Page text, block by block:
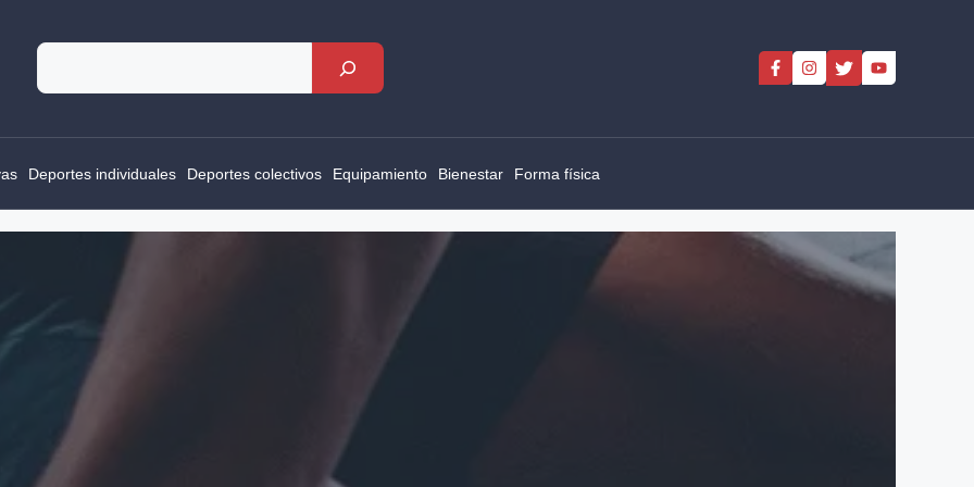
Rechercher
Deportes individuales Deportes colectivos Equipamiento Bienestar Forma física